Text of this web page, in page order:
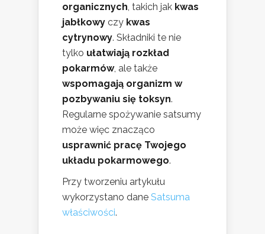
organicznych, takich jak kwas
jabłkowy czy kwas
cytrynowy. Składniki te nie
tylko ułatwiają rozkład
pokarmów, ale także
wspomagają organizm w
pozbywaniu się toksyn.
Regularne spożywanie satsumy
może więc znacząco
usprawnić pracę Twojego
układu pokarmowego.
Przy tworzeniu artykułu
wykorzystano dane Satsuma
właściwości.